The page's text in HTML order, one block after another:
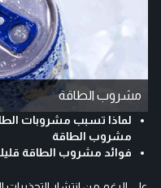
مشروب الطاقة
لماذا تسبب مشروبات
مشروب الطاقة
فوائد مشروب الطاقة